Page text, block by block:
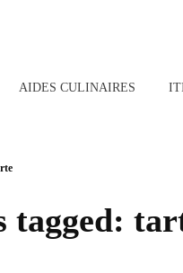
AIDES CULINAIRES
tagged: